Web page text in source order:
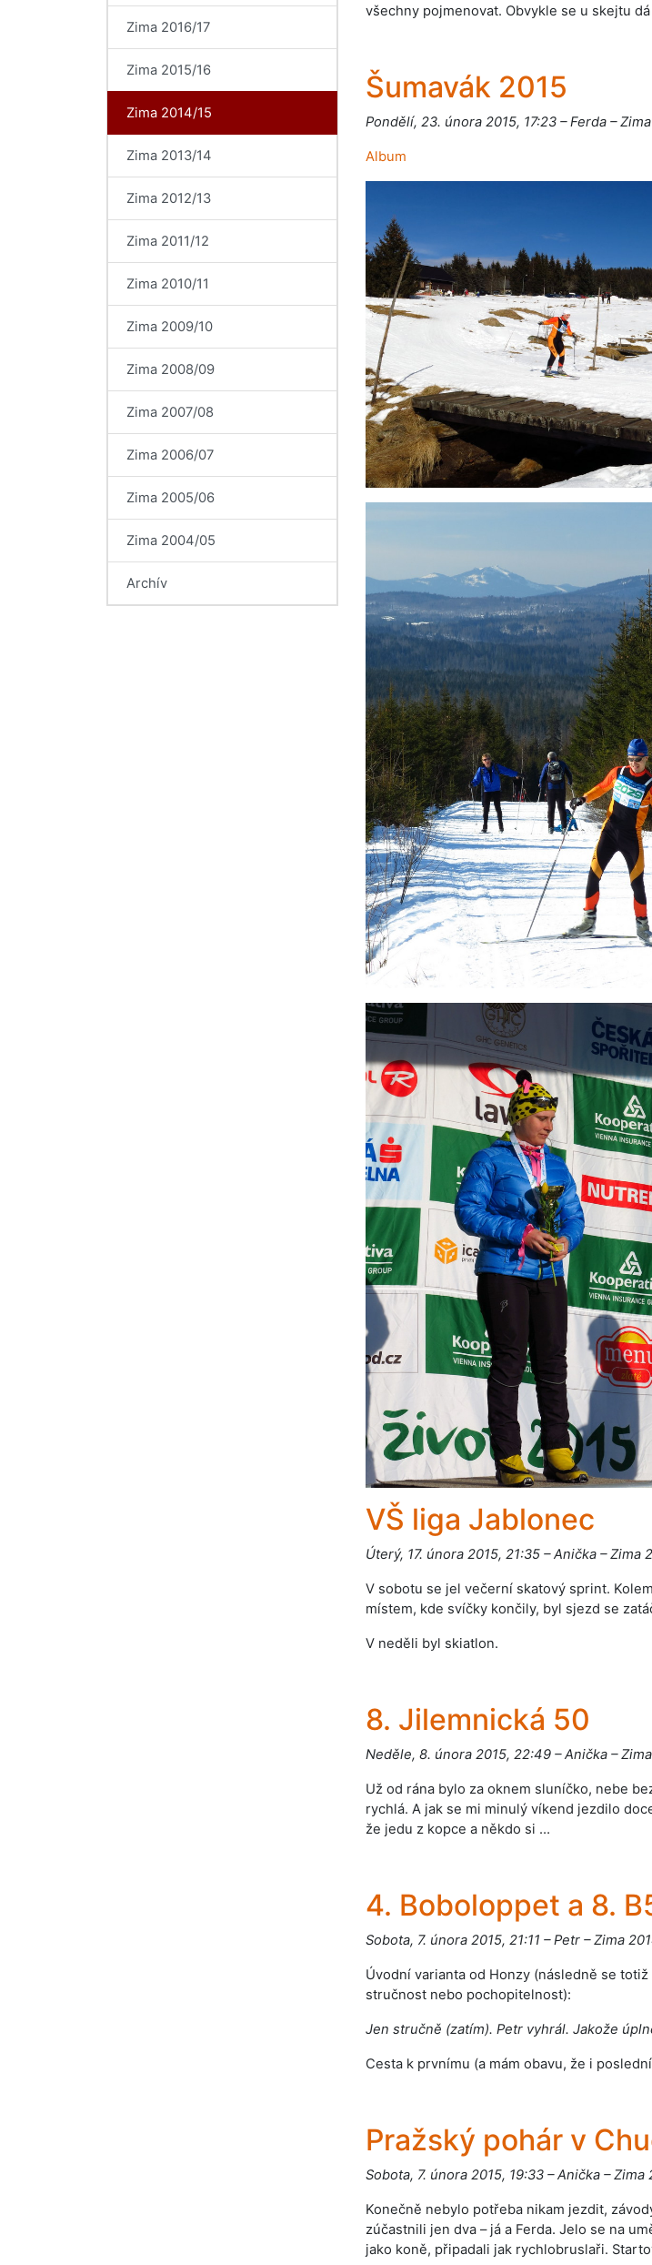
všechny pojmenovat. Obvykle se u skejtu
Šumavák 2015
Pondělí, 23. února 2015, 17:23 – Ferda –
Album
VŠ liga Jablonec
Úterý, 17. února 2015, 21:35 – Anička – Zima
V sobotu se jel večerní skatový sprint.
místem, kde svíčky končily, byl sjezd se
V neděli byl skiatlon.
8. Jilemnická 50
Neděle, 8. února 2015, 22:49 – Anička –
Už od rána bylo za oknem sluníčko, nebe
rychlá. A jak se mi minulý víkend jezdilo
že jedu z kopce a někdo si …
4. Boboloppet a 8.
Sobota, 7. února 2015, 21:11 – Petr – Zima
Úvodní varianta od Honzy (následně se
stručnost nebo pochopitelnost):
Jen stručně (zatím). Petr vyhrál. Jakože
Cesta k prvnímu (a mám obavu, že i
Pražský pohár v
Sobota, 7. února 2015, 19:33 – Anička – Zima
Konečně nebylo potřeba nikam jezdit,
zúčastnili jen dva – já a Ferda. Jelo se na
jako koně, připadali jak rychlobruslaři.
Zima 2016/17
Zima 2015/16
Zima 2014/15
Zima 2013/14
Zima 2012/13
Zima 2011/12
Zima 2010/11
Zima 2009/10
Zima 2008/09
Zima 2007/08
Zima 2006/07
Zima 2005/06
Zima 2004/05
Archív